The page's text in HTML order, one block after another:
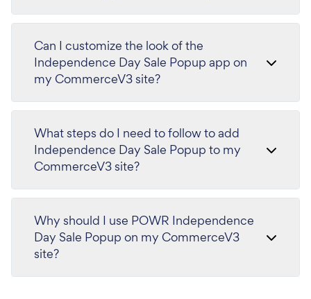
Can I customize the look of the
Independence Day Sale Popup app on
my CommerceV3 site?
What steps do I need to follow to add
Independence Day Sale Popup to my
CommerceV3 site?
Why should I use POWR Independence
Day Sale Popup on my CommerceV3
site?